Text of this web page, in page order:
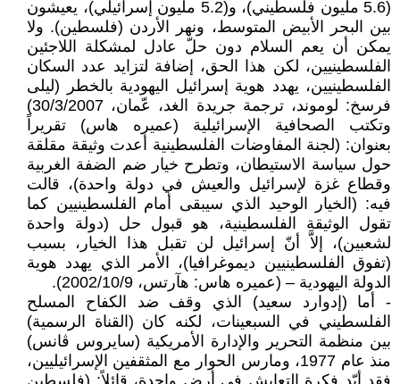
(5.6 مليون فلسطيني)، و(5.2 مليون إسرائيلي)، يعيشون
بين البحر الأبيض المتوسط، ونهر الأردن (فلسطين). ولا
يمكن أن يعم السلام دون حلّ عادل لمشكلة اللاجئين
الفلسطينيين، لكن هذا الحق، إضافة لتزايد عدد السكان
الفلسطينيين، يهدد هوية إسرائيل اليهودية بالخطر (ليلى
فرسخ: لوموند، ترجمة جريدة الغد، عّمان، 30/3/2007)
وتكتب الصحافية الإسرائيلية (عميره هاس) تقريراً
بعنوان: (لجنة المفاوضات الفلسطينية أعدت وثيقة مقلقة
حول سياسة الاستيطان، وتطرح خيار ضم الضفة الغربية
وقطاع غزة لإسرائيل والعيش في دولة واحدة)، قالت
فيه: (الخيار الوحيد الذي سيبقى أمام الفلسطينيين كما
تقول الوثيقة الفلسطينية، هو قبول حل (دولة واحدة
لشعبين)، إلاَّ أنّ إسرائيل لن تقبل هذا الخيار، بسبب
(تفوق الفلسطينيين ديموغرافيا)، الأمر الذي يهدد هوية
الدولة اليهودية – (عميره هاس: هآرتس، 2002/10/9).
- أما (إدوارد سعيد) الذي وقف ضد الكفاح المسلح
الفلسطيني في السبعينات، لكنه كان (القناة الرسمية)
بين منظمة التحرير والإدارة الأمريكية (سايروس ڤانس)
منذ عام 1977، ومارس الحوار مع المثقفين الإسرائيليين،